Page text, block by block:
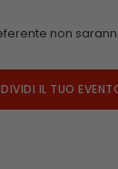
non
IL TUO